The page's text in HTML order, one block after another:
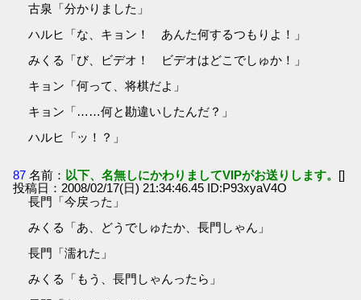
古泉「分かりました」
ハルヒ「な、キョン！ あんた何するつもりよ！」
みくる「び、ビデオ！ ビデオはどこでしゅか！」
キョン「何って、将棋だよ」
キョン「……何と勘違いしたんだ？」
ハルヒ「ッ！？」
87 名前： 以下、名無しにかわりましてVIPがお送りします。 []
投稿日：2008/02/17(日) 21:34:46.45 ID:P93xyaV4O
長門「今戻った」
みくる「あ、どうでしゅたか、長門しゃん」
長門「濡れた」
みくる「もう、長門しゃんったら」